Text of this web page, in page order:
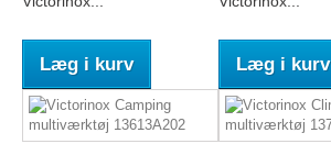
Læg i kurv Læg i kurv